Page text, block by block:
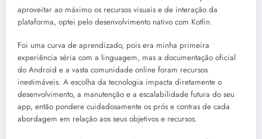
aproveitar ao máximo os recursos visuais e de interação da
plataforma, optei pelo desenvolvimento nativo com Kotlin.
Foi uma curva de aprendizado, pois era minha primeira
experiência séria com a linguagem, mas a documentação oficial
do Android e a vasta comunidade online foram recursos
inestimáveis. A escolha da tecnologia impacta diretamente o
desenvolvimento, a manutenção e a escalabilidade futura do seu
app, então pondere cuidadosamente os prós e contras de cada
abordagem em relação aos seus objetivos e recursos.